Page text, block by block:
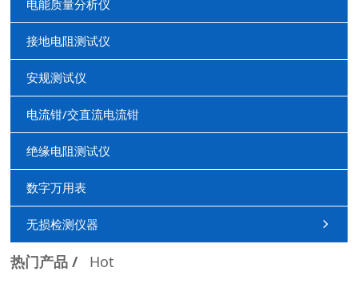
电能质量分析仪
接地电阻测试仪
安规测试仪
电流钳/交直流电流钳
绝缘电阻测试仪
数字万用表
无损检测仪器
热门产品 / Hot